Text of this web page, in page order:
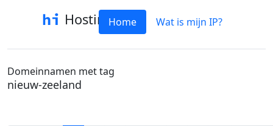
HostinfoHome Wat is mijn IP?
Domeinnamen met tag
nieuw-zeeland